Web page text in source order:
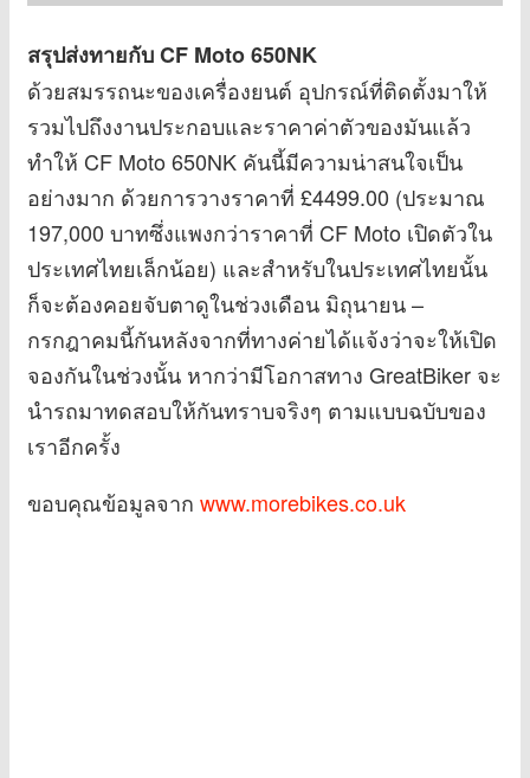
สรุปส่งทายกับCF Moto 650NK
ด้วยสมรรถนะของเครื่องยนต์ อุปกรณ์ที่ติดตั้งมาให้
รวมไปถึงงานประกอบและราคาค่าตัวของมันแล้ว
ทำให้ CF Moto 650NK คันนี้มีความน่าสนใจเป็น
อย่างมาก ด้วยการวางราคาที่ £4499.00 (ประมาณ
197,000 บาทซึ่งแพงกว่าราคาที่ CF Moto เปิดตัวใน
ประเทศไทยเล็กน้อย) และสำหรับในประเทศไทยนั้น
ก็จะต้องคอยจับตาดูในช่วงเดือน มิถุนายน –
กรกฎาคมนี้กันหลังจากที่ทางค่ายได้แจ้งว่าจะให้เปิด
จองกันในช่วงนั้น หากว่ามีโอกาสทาง GreatBiker จะ
นำรถมาทดสอบให้กันทราบจริงๆ ตามแบบฉบับของ
เราอีกครั้ง
ขอบคุณข้อมูลจาก www.morebikes.co.uk